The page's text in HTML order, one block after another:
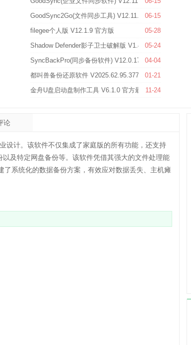
06-15
GoodSync2Go(文件同步工具) V12.11.4 官方版
05-28
filegee个人版 V12.1.9 官方版
05-24
Shadow Defender影子卫士破解版 V1.4.0.668 中文免费版
04-04
SyncBackPro(同步备份软件) V12.0.17.0 官方版
01-21
都叫兽备份还原软件 V2025.62.95.377 官方最新版
11-24
金舟U盘启动盘制作工具 V6.1.0 官方最新版
论
设计。该软件不仅集成了家庭版的所有功能，还支持
及特定网盘备份等。该软件凭借其强大的文件处理能
系统化的数据备份方案，有效应对数据丢失、主机瘫